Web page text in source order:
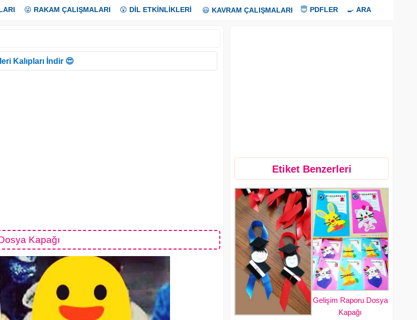
😜 RAKAM ÇALIŞMALARI 😲 DİL ETKİNLİKLERİ 😃 KAVRAM ÇALIŞMALARI 😇 PDFLER 🍳 ARA
Kalıpları İndir 😍
Kapağı
Etiket Benzerleri
Gelişim Raporu Dosya
Kapağı